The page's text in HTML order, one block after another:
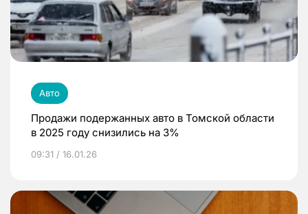
Авто
Продажи подержанных авто в Томской области
в 2025 году снизились на 3%
09:31 / 16.01.26